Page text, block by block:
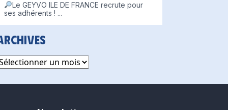
Le GEYVO ILE DE FRANCE recrute pour
ses adhérents ! ...